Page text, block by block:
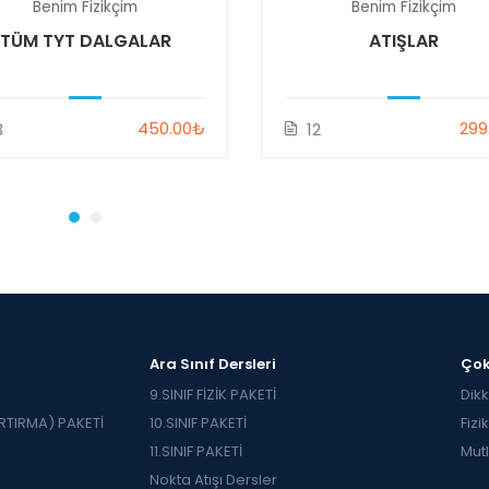
Benim Fizikçim
TÜM TYT DALGALAR
450.00₺
Benim Fizikçim
ATIŞLAR
12
PAKETİ
Ara Sınıf Dersleri
9.SINIF FİZİK PAKETİ
10.SINIF PAKETİ
11.SINIF PAKETİ
Nokta Atışı Dersler